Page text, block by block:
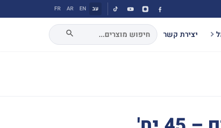
עב EN
AR
FR
יצירת קשר